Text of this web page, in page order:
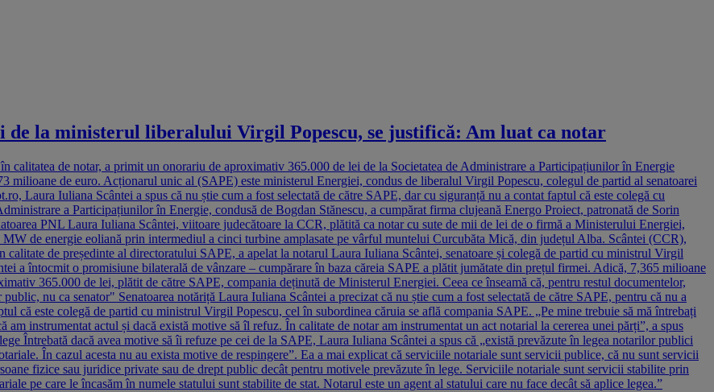
de la ministerul liberalului Virgil Popescu, se justifică: Am luat ca notar
calitatea de notar, a primit un onorariu de aproximativ 365.000 de lei de la Societatea de Administrare a Participațiunilor în Energie
milioane de euro. Acționarul unic al (SAPE) este ministerul Energiei, condus de liberalul Virgil Popescu, colegul de partid al senatoarei
Laura Iuliana Scântei a spus că nu știe cum a fost selectată de către SAPE, dar cu siguranță nu a contat faptul că este colegă cu
a Participațiunilor în Energie, condusă de Bogdan Stănescu, a cumpărat firma clujeană Energo Proiect, patronată de Sorin
PNL Laura Iuliana Scântei, viitoare judecătoare la CCR, plătită ca notar cu sute de mii de lei de o firmă a Ministerului Energiei,
de energie eoliană prin intermediul a cinci turbine amplasate pe vârful muntelui Curcubăta Mică, din județul Alba. Scântei (CCR),
de președinte al directoratului SAPE, a apelat la notarul Laura Iuliana Scântei, senatoare și colegă de partid cu ministrul Virgil
a întocmit o promisiune bilaterală de vânzare – cumpărare în baza căreia SAPE a plătit jumătate din prețul firmei. Adică, 7,365 milioane
365.000 de lei, plătit de către SAPE, compania deținută de Ministerul Energiei. Ceea ce înseamă că, pentru restul documentelor,
nu ca senator" Senatoarea notăriță Laura Iuliana Scântei a precizat că nu știe cum a fost selectată de către SAPE, pentru că nu a
că este colegă de partid cu ministrul Virgil Popescu, cel în subordinea căruia se află compania SAPE. „Pe mine trebuie să mă întrebați
instrumentat actul și dacă există motive să îl refuz. În calitate de notar am instrumentat un act notarial la cererea unei părți”, a spus
Întrebată dacă avea motive să îi refuze pe cei de la SAPE, Laura Iuliana Scântei a spus că „există prevăzute în legea notarilor publici
În cazul acesta nu au exista motive de respingere”. Ea a mai explicat că serviciile notariale sunt servicii publice, că nu sunt servicii
fizice sau juridice private sau de drept public decât pentru motivele prevăzute în lege. Serviciile notariale sunt servicii stabilite prin
pe care le încasăm în numele statului sunt stabilite de stat. Notarul este un agent al statului care nu face decât să aplice legea.”